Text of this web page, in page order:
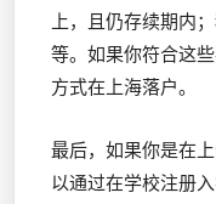
上，且仍存续期内
等。如果你符合这
方式在上海落户。
最后，如果你是在
以通过在学校注册